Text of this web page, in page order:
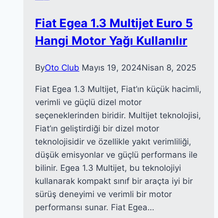
Fiat Egea 1.3 Multijet Euro 5
Hangi Motor Yağı Kullanılır
ByOto Club Mayıs 19, 2024Nisan 8, 2025
Fiat Egea 1.3 Multijet, Fiat’ın küçük hacimli,
verimli ve güçlü dizel motor
seçeneklerinden biridir. Multijet teknolojisi,
Fiat’ın geliştirdiği bir dizel motor
teknolojisidir ve özellikle yakıt verimliliği,
düşük emisyonlar ve güçlü performans ile
bilinir. Egea 1.3 Multijet, bu teknolojiyi
kullanarak kompakt sınıf bir araçta iyi bir
sürüş deneyimi ve verimli bir motor
performansı sunar. Fiat Egea…